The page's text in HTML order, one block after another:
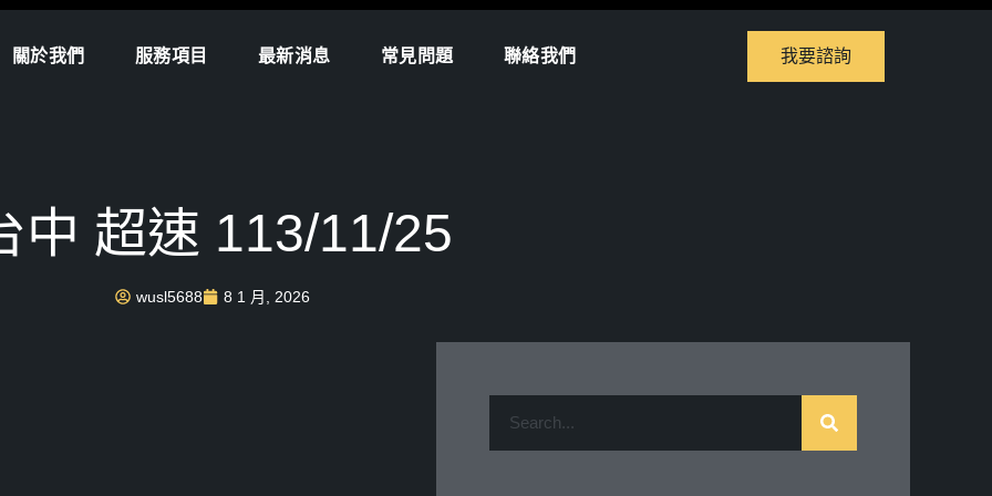
關於我們 服務項目 最新消息 常見問題 聯絡我們 我要諮詢
中 超速 113/11/25
wusl5688 8 1 月, 2026